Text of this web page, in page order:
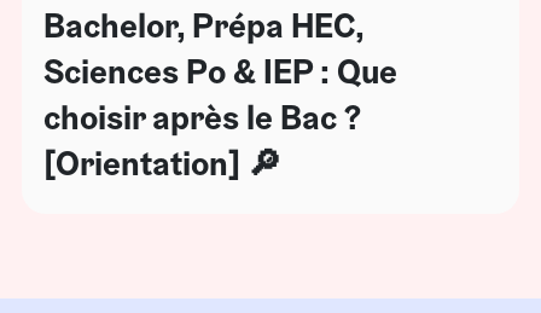
Bachelor, Prépa HEC,
Sciences Po & IEP : Que
choisir après le Bac ?
[Orientation] 🔎